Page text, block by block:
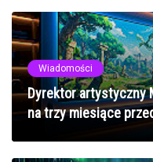
Wiadomości
Dyrektor artystyczny
na trzy miesiące
niesamowicie dumny